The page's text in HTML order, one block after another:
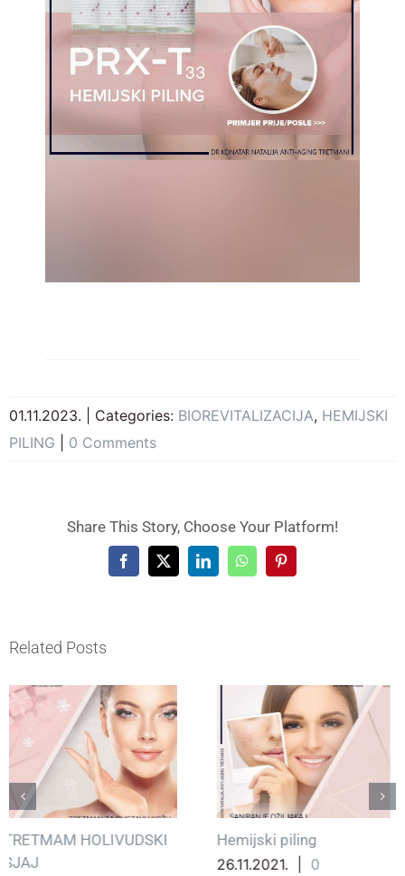
01.11.2023. Categories: BIOREVITALIZACIJA, HEMIJSKI
PILING
0 Comments
Share This Story, Choose Your Platform!
Facebook
X LinkedInWhatsAppPinterest
Related Posts
Hemijski piling
26.11.2021.
Hemijski piling
23.11.2021.
0